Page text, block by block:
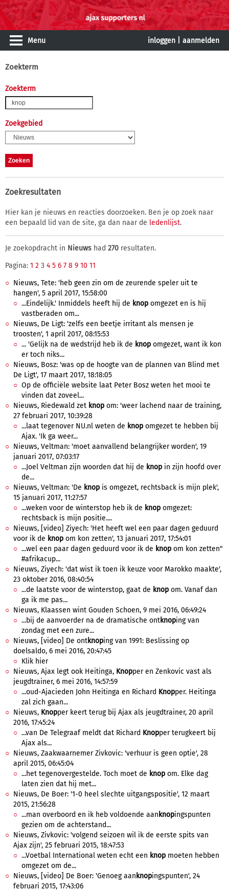
Menu inloggen aanmelden
Zoekterm
Zoekterm
Zoekgebied
Zoekresultaten
Hier kan je nieuws en reacties doorzoeken. Ben je op zoek naar
een bepaald lid van de site, ga dan naar de ledenlijst.
Je zoekopdracht in Nieuws had 270 resultaten.
Pagina: 1 2 3 4 5 6 7 8 9 10 11
Nieuws, Tete: 'heb geen zin om de zeurende speler uit te
hangen', 5 april 2017, 15:58:00
...Eindelijk.' Inmiddels heeft hij de knop omgezet en is hij
vastberaden om...
Nieuws, De Ligt: 'zelfs een beetje irritant als mensen je
troosten', 1 april 2017, 08:15:53
... 'Gelijk na de wedstrijd heb ik de knop omgezet, want ik kon
er toch niks...
Nieuws, Bosz: 'was op de hoogte van de plannen van Blind met
De Ligt', 17 maart 2017, 18:18:05
Op de officiële website laat Peter Bosz weten het mooi te
vinden dat zoveel...
Nieuws, Riedewald zet knop om: 'weer lachend naar de training,
27 februari 2017, 10:39:28
...laat tegenover NU.nl weten de knop omgezet te hebben bij
Ajax. 'Ik ga weer...
Nieuws, Veltman: 'moet aanvallend belangrijker worden', 19
januari 2017, 07:03:17
...Joel Veltman zijn woorden dat hij de knop in zijn hoofd over
de...
Nieuws, Veltman: 'De knop is omgezet, rechtsback is mijn plek',
15 januari 2017, 11:27:57
...weken voor de winterstop heb ik de knop omgezet:
rechtsback is mijn positie....
Nieuws, [video] Ziyech: 'Het heeft wel een paar dagen geduurd
voor ik de knop om kon zetten', 13 januari 2017, 17:54:01
...wel een paar dagen geduurd voor ik de knop om kon zetten"
#afrikacup...
Nieuws, Ziyech: 'dat wist ik toen ik keuze voor Marokko maakte',
23 oktober 2016, 08:40:54
...de laatste voor de winterstop, gaat de knop om. Vanaf dan
ga ik me pas...
Nieuws, Klaassen wint Gouden Schoen, 9 mei 2016, 06:49:24
...bij de aanvoerder na de dramatische ontknoping van
zondag met een zure...
Nieuws, [video] De ontknoping van 1991: Beslissing op
doelsaldo, 6 mei 2016, 20:47:45
Klik hier
Nieuws, Ajax legt ook Heitinga, Knopper en Zenkovic vast als
jeugdtrainer, 6 mei 2016, 14:57:59
...oud-Ajacieden John Heitinga en Richard Knopper. Heitinga
zal zich gaan...
Nieuws, Knopper keert terug bij Ajax als jeugdtrainer, 20 april
2016, 17:45:24
...van De Telegraaf meldt dat Richard Knopper terugkeert bij
Ajax als...
Nieuws, Zaakwaarnemer Zivkovic: 'verhuur is geen optie', 28
april 2015, 06:45:04
...het tegenovergestelde. Toch moet de knop om. Elke dag
laten zien dat hij met...
Nieuws, De Boer: '1-0 heel slechte uitgangspositie', 12 maart
2015, 21:56:28
...man overboord en ik heb voldoende aan knopingspunten
gezien om de achterstand...
Nieuws, Zivkovic: 'volgend seizoen wil ik de eerste spits van
Ajax zijn', 25 februari 2015, 18:47:53
...Voetbal International weten echt een knop moeten hebben
omgezet om de...
Nieuws, [video] De Boer: 'Genoeg aan knopingspunten', 24
februari 2015, 17:43:06